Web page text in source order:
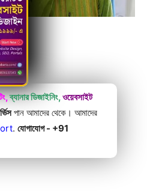
ব্যানার ডিজাইনিং,ওয়েবসাইট
পান আমাদের থেকে। আমাদের
. যোগাযোগ - +91